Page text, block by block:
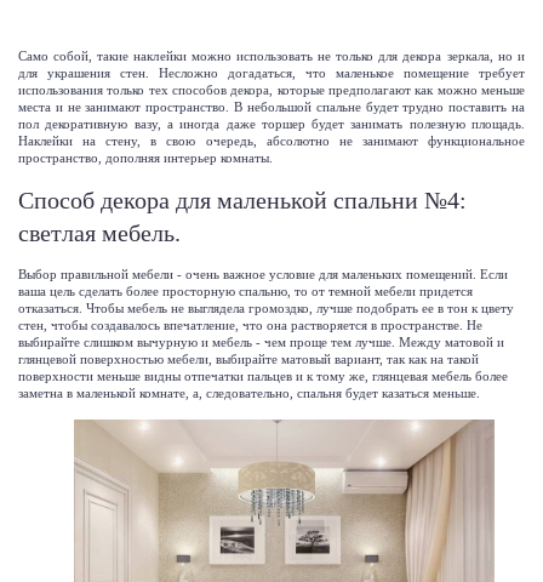
Само собой, такие наклейки можно использовать не только для декора зеркала, но и
для украшения стен. Несложно догадаться, что маленькое помещение требует
использования только тех способов декора, которые предполагают как можно меньше
места и не занимают пространство. В небольшой спальне будет трудно поставить на
пол декоративную вазу, а иногда даже торшер будет занимать полезную площадь.
Наклейки на стену, в свою очередь, абсолютно не занимают функциональное
пространство, дополняя интерьер комнаты.
Способ декора для маленькой спальни №4:
светлая мебель.
Выбор правильной мебели - очень важное условие для маленьких помещений. Если
ваша цель сделать более просторную спальню, то от темной мебели придется
отказаться. Чтобы мебель не выглядела громоздко, лучше подобрать ее в тон к цвету
стен, чтобы создавалось впечатление, что она растворяется в пространстве. Не
выбирайте слишком вычурную и мебель - чем проще тем лучше. Между матовой и
глянцевой поверхностью мебели, выбирайте матовый вариант, так как на такой
поверхности меньше видны отпечатки пальцев и к тому же, глянцевая мебель более
заметна в маленькой комнате, а, следовательно, спальня будет казаться меньше.